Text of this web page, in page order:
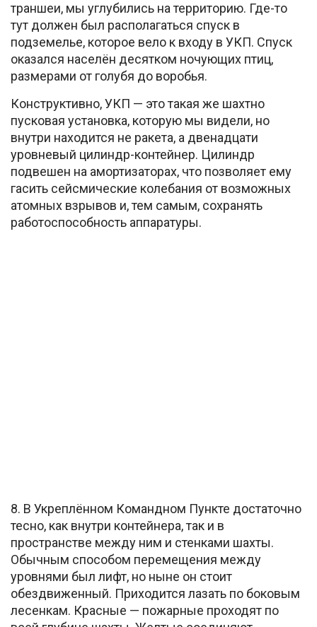
траншеи, мы углубились на территорию. Где-то
тут должен был располагаться спуск в
подземелье, которое вело к входу в УКП. Спуск
оказался населён десятком ночующих птиц,
размерами от голубя до воробья.
Конструктивно, УКП — это такая же шахтно
пусковая установка, которую мы видели, но
внутри находится не ракета, а двенадцати
уровневый цилиндр-контейнер. Цилиндр
подвешен на амортизаторах, что позволяет ему
гасить сейсмические колебания от возможных
атомных взрывов и, тем самым, сохранять
работоспособность аппаратуры.
8. В Укреплённом Командном Пункте достаточно
тесно, как внутри контейнера, так и в
пространстве между ним и стенками шахты.
Обычным способом перемещения между
уровнями был лифт, но ныне он стоит
обездвиженный. Приходится лазать по боковым
лесенкам. Красные — пожарные проходят по